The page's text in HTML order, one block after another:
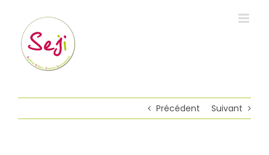
contenu
Précédent Suivant